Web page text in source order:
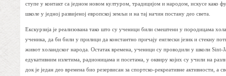
ступе у контакт са једном новом културом, традицијом и народом, искусе како
школе у једној развијеној европској земљи и на тај начин постану део света.
Екскурзија је реализована тако што су ученици били смештени у породицама
ученика, да би били у прилици да константно причају енглески језик и стекну
живот холандског народа. Остатак времена, ученици су проводили у школи Sint-
едукативним излетима, радионицама и посетама, у оквиру којих су учили на
док је један део времена био резервисан за спортско-рекреативне активности, а